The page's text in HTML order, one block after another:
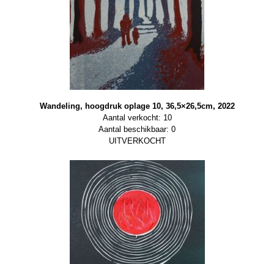
Wandeling, hoogdruk oplage 10, 36,5×26,5cm, 2022
Aantal verkocht: 10
Aantal beschikbaar: 0
UITVERKOCHT